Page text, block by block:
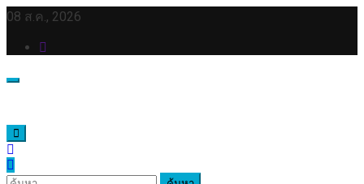
Skip
content
08 ส.ค., 2026